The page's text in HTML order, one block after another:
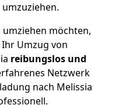
umziehen möchten,
Umzug von
reibungslos und
Netzwerk
nach Melissia